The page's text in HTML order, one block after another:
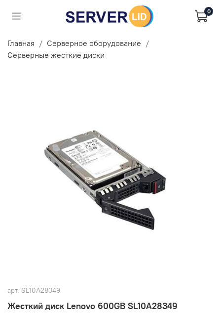
0
Главная
Серверное оборудование
Серверные жесткие диски
арт. SL10A28349
Жесткий диск Lenovo 600GB SL10A28349